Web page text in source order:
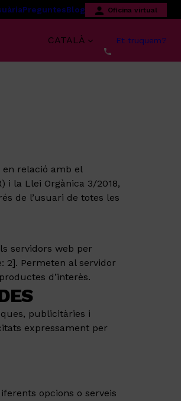
PreguntesBlog Oficina virtual
CATALÀ Et truquem?
en relació amb el
i la Llei Orgànica 3/2018,
de l’usuari de totes les
servidors web per
Permeten al servidor
d’interès.
publicitàries i
expressament per
opcions o serveis